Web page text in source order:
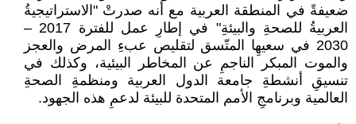
ضعيفةً في المنطقة العربية مع أنه صدرتْ "الاستراتيجيةُ
العربيةُ للصحةِ والبيئةِ" في إطارِ عمل للفترة 2017 –
2030 في سعيهِا المتّسق لتقليص عبءِ المرض والعجز
والموت المبكر الناجمِ عن المخاطر البيئية، وكذلك في
تنسيقِ أنشطةِ جامعة الدول العربية ومنظمةِ الصحةِ
العالمية وبرنامجِ الأمم المتحدة للبيئة لدعمِ هذه الجهود.